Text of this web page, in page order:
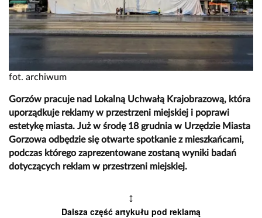
fot. archiwum
Gorzów pracuje nad Lokalną Uchwałą Krajobrazową, która
uporządkuje reklamy w przestrzeni miejskiej i poprawi
estetykę miasta. Już w środę 18 grudnia w Urzędzie Miasta
Gorzowa odbędzie się otwarte spotkanie z mieszkańcami,
podczas którego zaprezentowane zostaną wyniki badań
dotyczących reklam w przestrzeni miejskiej.
↕
Dalsza część artykułu pod reklamą